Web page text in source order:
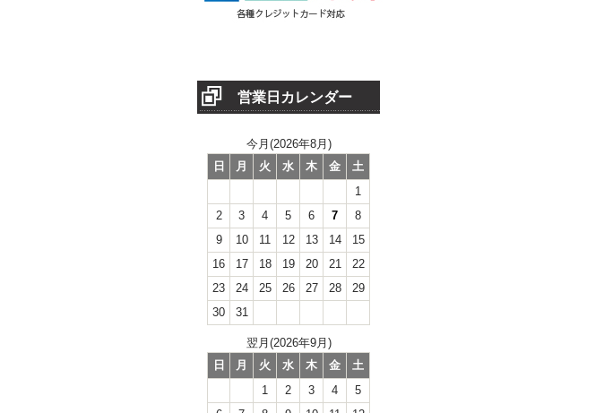
営業日カレンダー
今月(2026年8月)
日
月 火 水 木 金
土
1
2
3 4 5 6 7
8
9
10 11 12 13 14
15
16
17 18 19 20 21
22
23
24 25 26 27 28
29
30
31
翌月(2026年9月)
日
月 火 水 木 金
土
1
2 3 4
5